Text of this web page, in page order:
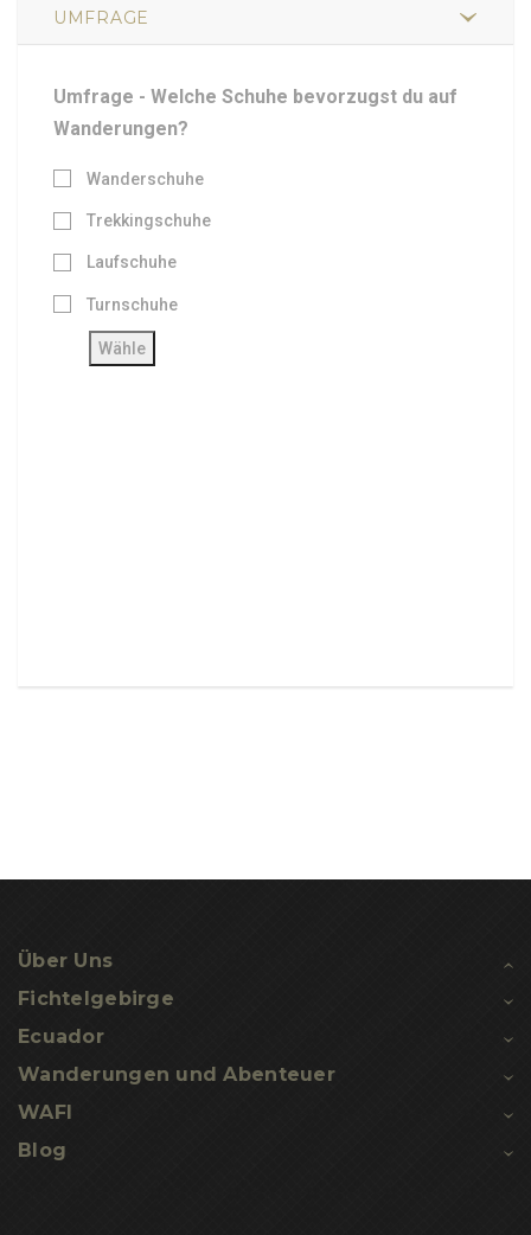
UMFRAGE
Umfrage - Welche Schuhe bevorzugst du auf
Wanderungen?
Wanderschuhe
Trekkingschuhe
Laufschuhe
Turnschuhe
Über Uns
Fichtelgebirge
Ecuador
Wanderungen und Abenteuer
WAFI
Blog